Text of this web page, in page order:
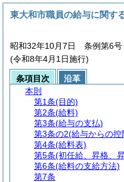
東大和市職員の給与に関す
昭和32年10月7日 条例第6号
(令和8年4月1日施行)
条項目次
沿革
本則
第1条(目的)
第2条(給料)
第3条(給与の支払)
第3条の2(給与からの控
第4条(給料表)
第5条(初任給、昇格、
第6条(給料の支給方法)
第7条